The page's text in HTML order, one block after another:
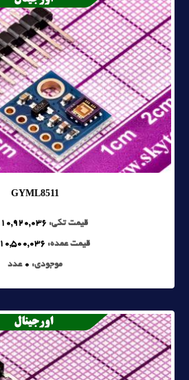
GYML8511
قیمت تکی: 10,920,036
قیمت عمده:10,500,036
موجودی: 0 عدد